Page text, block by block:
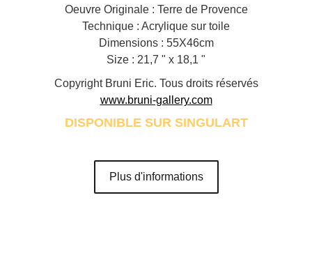
Oeuvre Originale : Terre de Provence
Technique : Acrylique sur toile
Dimensions : 55X46cm
Size : 21,7 " x 18,1 "
Copyright Bruni Eric. Tous droits réservés
www.bruni-gallery.com
DISPONIBLE SUR SINGULART
Plus d'informations